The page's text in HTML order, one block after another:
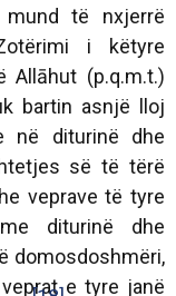
të nxjerrë
i këtyre
Allāhut (p.q.m.t.)
bartin asnjë lloj
në diturinë dhe
së të tërë
veprave të tyre
diturinë dhe
domosdoshmëri,
e tyre janë